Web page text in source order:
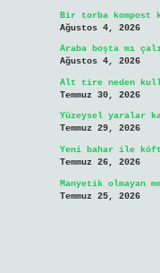
Bir torba kompost
Ağustos 4, 2026
Araba boşta mı
Ağustos 4, 2026
Alt tire neden
Temmuz 30, 2026
Yüzeysel yaralar
Temmuz 29, 2026
Yeni bahar ile
Temmuz 26, 2026
Manyetik olmayan
Temmuz 25, 2026